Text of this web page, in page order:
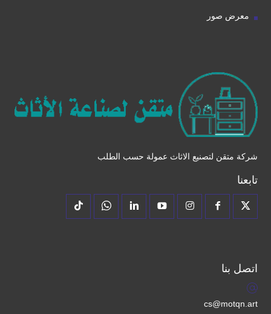
معرض صور
شركة متقن لتصنيع الاثاث عمولة حسب الطلب
تابعنا
اتصل بنا
cs@motqn.art